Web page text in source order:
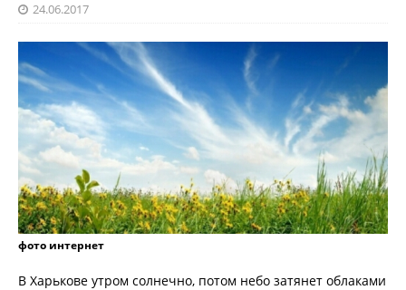
24.06.2017
фото интернет
В Харькове утром солнечно, потом небо затянет облаками